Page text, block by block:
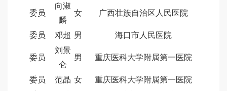
委员
向淑
麟
女 广西壮族自治区人民医院
委员 邓超 男 海口市人民医院
委员
刘景
仑
男 重庆医科大学附属第一医院
委员 范晶 女
重庆医科大学附属第一医院